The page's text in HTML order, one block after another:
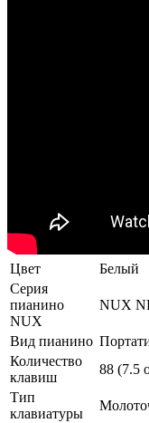
Цвет
Белый
Серия
пианино
NUX
NUX
Вид пианино
Количество
клавиш
88 (7.5
Тип
клавиатуры